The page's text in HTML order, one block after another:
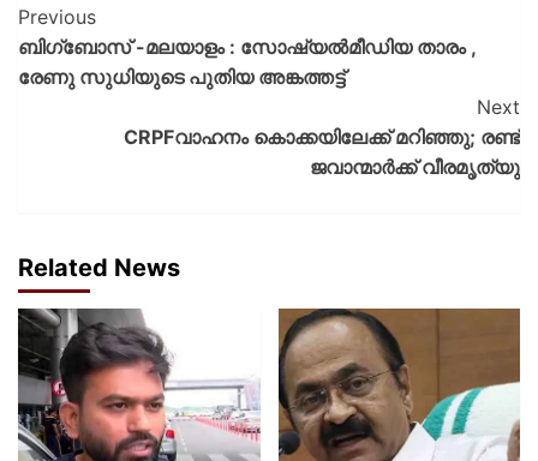
Previous
ബിഗ്‌ബോസ് -മലയാളം : സോഷ്യൽമീഡിയ താരം ,
രേണു സുധിയുടെ പുതിയ അങ്കത്തട്ട്
Next
CRPFവാഹനം കൊക്കയിലേക്ക് മറിഞ്ഞു; രണ്ട്
ജവാന്മാർക്ക് വീരമൃത്യു
Related News